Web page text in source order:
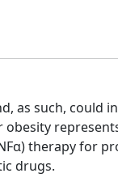
as such,
therapy for
drugs.